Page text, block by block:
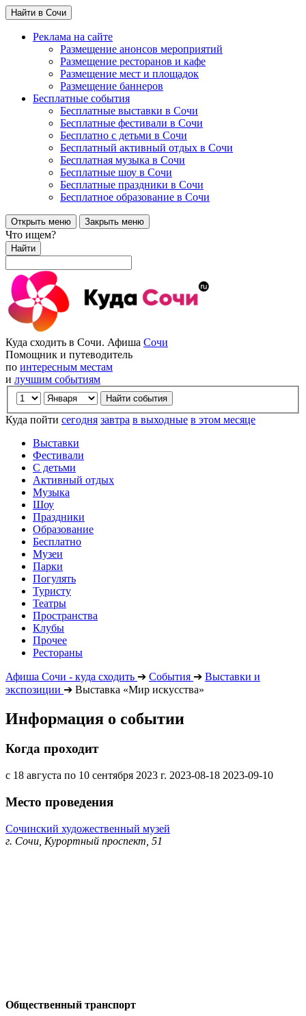
Найти в Сочи
Реклама на сайте
Размещение анонсов мероприятий
Размещение ресторанов и кафе
Размещение мест и площадок
Размещение баннеров
Бесплатные события
Бесплатные выставки в Сочи
Бесплатные фестивали в Сочи
Бесплатно с детьми в Сочи
Бесплатный активный отдых в Сочи
Бесплатная музыка в Сочи
Бесплатные шоу в Сочи
Бесплатные праздники в Сочи
Бесплатное образование в Сочи
Открыть меню Закрыть меню
Что ищем?
Найти
Куда сходить в Сочи. Афиша Сочи
Помощник и путеводитель
по интересным местам
и лучшим событиям
Куда пойти сегодня завтра в выходные в этом месяце
Выставки
Фестивали
С детьми
Активный отдых
Музыка
Шоу
Праздники
Образование
Бесплатно
Музеи
Парки
Погулять
Туристу
Театры
Пространства
Клубы
Прочее
Рестораны
Афиша Сочи - куда сходить ➔ События ➔ Выставки и
экспозиции ➔ Выставка «Мир искусства»
Информация о событии
Когда проходит
с 18 августа по 10 сентября 2023 г. 2023-08-18 2023-09-10
Место проведения
Сочинский художественный музей
г. Сочи, Курортный проспект, 51
Общественный транспорт